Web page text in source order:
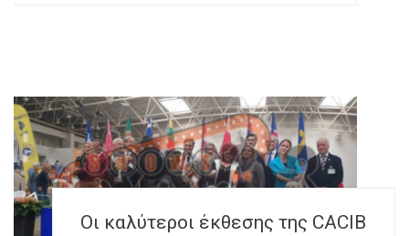
Οι καλύτεροι έκθεσης της CACIB